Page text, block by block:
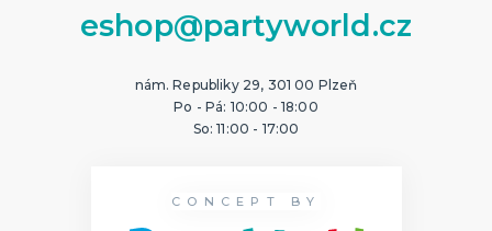
eshop@partyworld.cz
nám. Republiky 29, 301 00 Plzeň
Po - Pá: 10:00 - 18:00
So: 11:00 - 17:00
CONCEPT BY